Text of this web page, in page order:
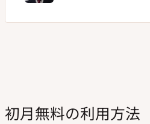
初月無料の利用方法